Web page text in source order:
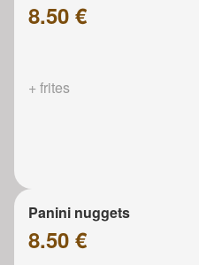
8.50 €
+ frites
Panini nuggets
8.50 €